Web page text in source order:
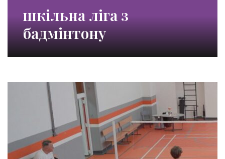
шкільна ліга з
бадмінтону